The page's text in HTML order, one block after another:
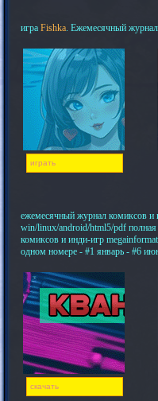
игра Fishka. Ежемесячный
играть
ежемесячный журнал комиксов
win/linux/android/html5/pdf полная
комиксов и инди-игр
одном номере - #1 январь - #6
скачать